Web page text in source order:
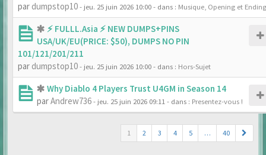
par dumpstop10- jeu. 25 juin 2026 10:00- dans : Musique, Opening et Ending
⚡ FULLL.Asia ⚡ NEW DUMPS+PINS
USA/UK/EU(PRICE: $50), DUMPS NO PIN
101/121/201/211
par dumpstop10- jeu. 25 juin 2026 10:00- dans : Hors-Sujet
Why Diablo 4 Players Trust U4GM in Season 14
parAndrew736- jeu. 25 juin 2026 09:11 - dans : Presentez-vous !
1 2 3 4 5 … 40